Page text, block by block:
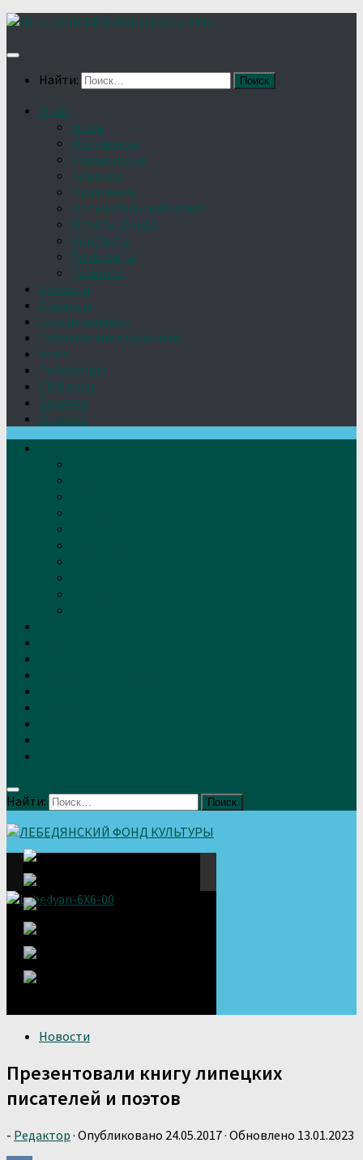
Найти:
О нас
Устав
Документы
Руководство
Команда
Правление
Попечительский совет
Отчёты фонда
Контакты
Реквизиты
Решение
Новости
Проекты
Дом Игумновых
Лебедянские художники
Фото
Лебедянцы
СМИ о нас
Земляки
Отзывы
Найти:
Новости
Презентовали книгу липецких
писателей и поэтов
- Редактор · Опубликовано 24.05.2017· Обновлено 13.01.2023